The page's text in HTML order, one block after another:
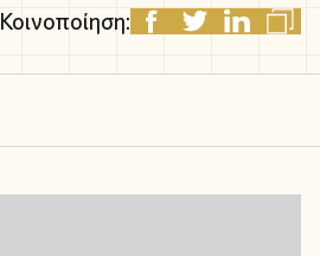
Κοινοποίηση: